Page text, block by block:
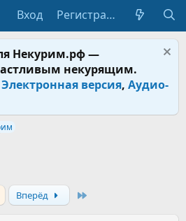
Вход Регистрация
Некурим.рф —
некурящим.
Электронная версия, Аудио-
Вперёд